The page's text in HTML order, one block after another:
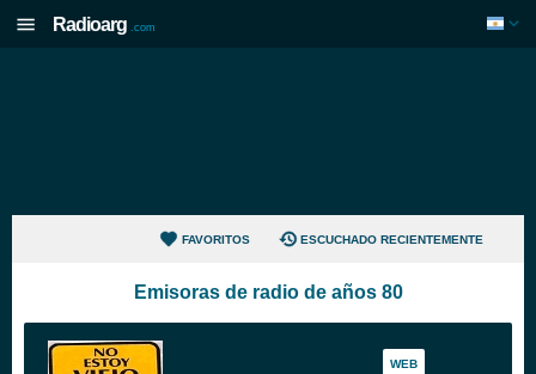
Radioarg .com
FAVORITOS ESCUCHADO RECIENTEMENTE
Emisoras de radio de años 80
WEB